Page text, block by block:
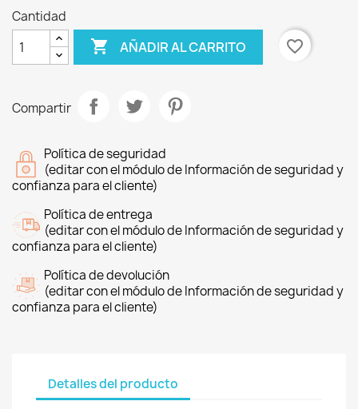
Cantidad
 AÑADIR AL CARRITO favorite_border
Compartir
Política de seguridad
(editar con el módulo de Información de seguridad y
confianza para el cliente)
Política de entrega
(editar con el módulo de Información de seguridad y
confianza para el cliente)
Política de devolución
(editar con el módulo de Información de seguridad y
confianza para el cliente)
Detalles del producto